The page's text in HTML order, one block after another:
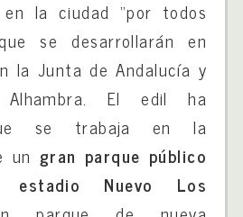
en la ciudad “por todos
se desarrollarán en
la Junta de Andalucía y
El edil ha
se trabaja en la
un gran parque público
Nuevo Los